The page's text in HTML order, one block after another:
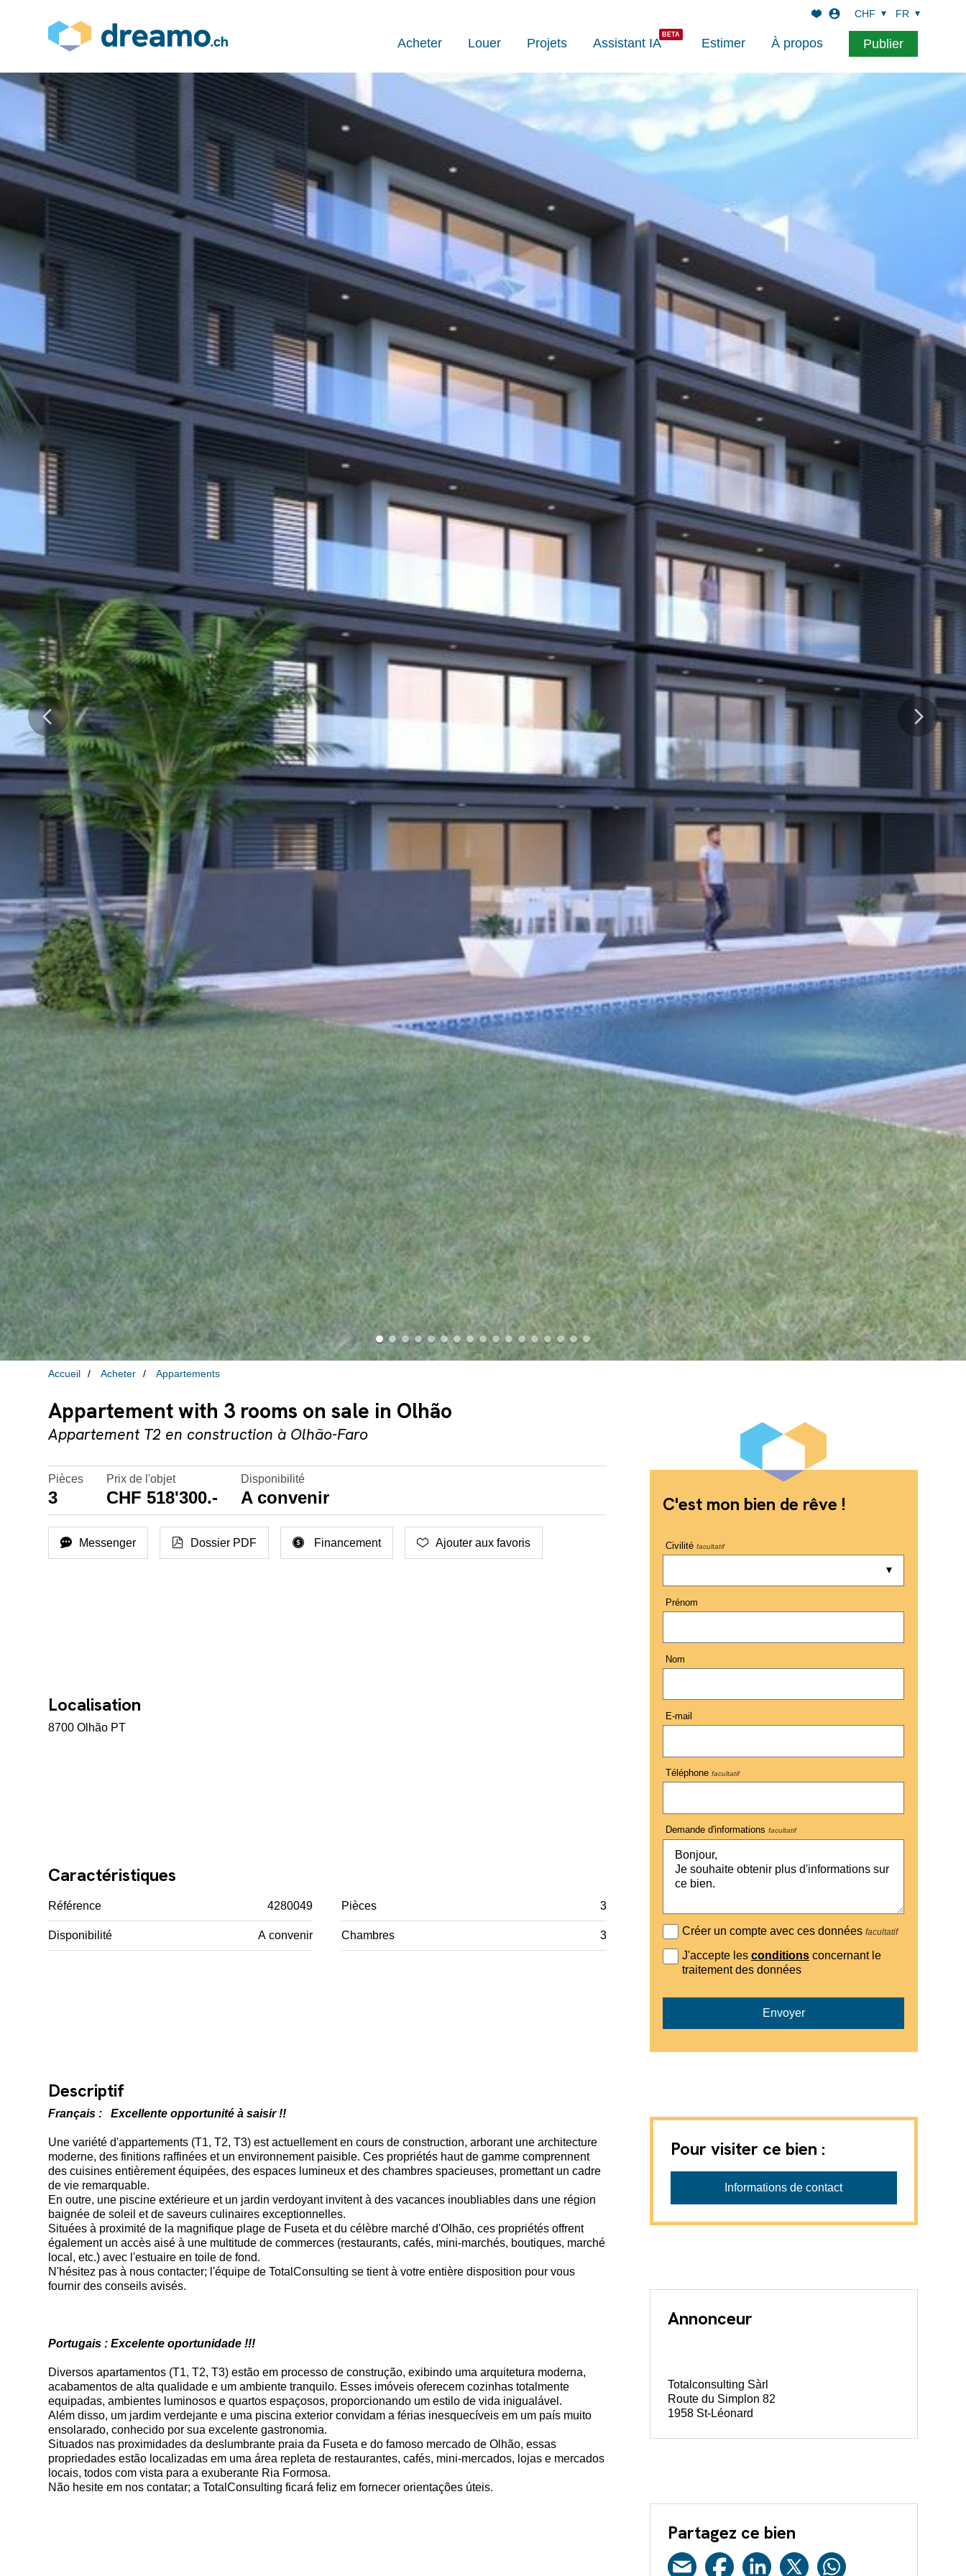
Acheter Louer Projets Assistant IA Estimer À propos Publier
CHF FR
Accueil Acheter Appartements
Appartement with 3 rooms on sale in Olhão
Appartement T2 en construction à Olhão-Faro
Pièces
3
Prix de l'objet
CHF 518'300.-
Disponibilité
A convenir
Messenger Dossier PDF Financement Ajouter aux favoris
Localisation
8700 Olhão PT
Caractéristiques
Référence 4280049
Disponibilité A convenir
Pièces 3
Chambres 3
Descriptif
Français : Excellente opportunité à saisir !!
Une variété d'appartements (T1, T2, T3) est actuellement en cours de construction, arborant une architecture
moderne, des finitions raffinées et un environnement paisible. Ces propriétés haut de gamme comprennent
des cuisines entièrement équipées, des espaces lumineux et des chambres spacieuses, promettant un cadre
de vie remarquable.
En outre, une piscine extérieure et un jardin verdoyant invitent à des vacances inoubliables dans une région
baignée de soleil et de saveurs culinaires exceptionnelles.
Situées à proximité de la magnifique plage de Fuseta et du célèbre marché d'Olhão, ces propriétés offrent
également un accès aisé à une multitude de commerces (restaurants, cafés, mini-marchés, boutiques, marché
local, etc.) avec l'estuaire en toile de fond.
N'hésitez pas à nous contacter; l'équipe de TotalConsulting se tient à votre entière disposition pour vous
fournir des conseils avisés.
Portugais : Excelente oportunidade !!!
Diversos apartamentos (T1, T2, T3) estão em processo de construção, exibindo uma arquitetura moderna,
acabamentos de alta qualidade e um ambiente tranquilo. Esses imóveis oferecem cozinhas totalmente
equipadas, ambientes luminosos e quartos espaçosos, proporcionando um estilo de vida inigualável.
Além disso, um jardim verdejante e uma piscina exterior convidam a férias inesquecíveis em um país muito
ensolarado, conhecido por sua excelente gastronomia.
Situados nas proximidades da deslumbrante praia da Fuseta e do famoso mercado de Olhão, essas
propriedades estão localizadas em uma área repleta de restaurantes, cafés, mini-mercados, lojas e mercados
locais, todos com vista para a exuberante Ria Formosa.
Não hesite em nos contatar; a TotalConsulting ficará feliz em fornecer orientações úteis.
C'est mon bien de rêve !
Civilitéfacultatif
Prénom
Nom
E-mail
Téléphonefacultatif
Demande d'informationsfacultatif
Créer un compte avec ces données facultatif
J'accepte les conditionsconcernant le
traitement des données
Envoyer
Pour visiter ce bien :
Totalconsulting Sàrl
Informations de contact
Annonceur
Totalconsulting Sàrl
Route du Simplon 82
1958 St-Léonard
Partagez ce bien